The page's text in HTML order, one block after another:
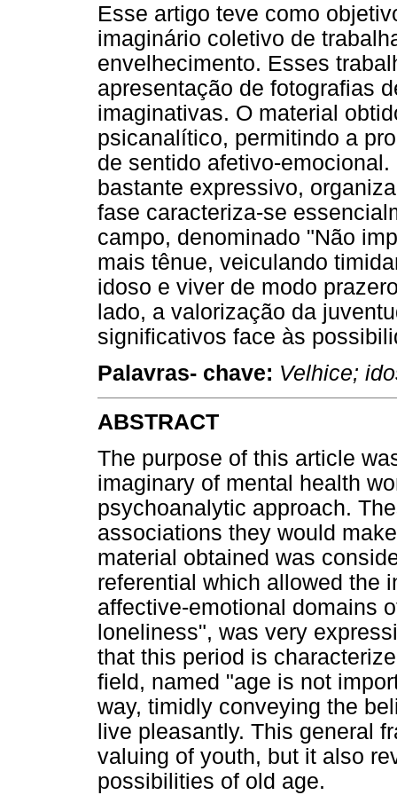
Esse artigo teve como
imaginário coletivo de
envelhecimento. Esses
apresentação de fotografias
imaginativas. O material
psicanalítico, permitindo a
de sentido afetivo-
bastante expressivo,
fase caracteriza-se
campo, denominado "Não
mais tênue, veiculando
idoso e viver de modo
lado, a valorização da
significativos face às
Palavras- chave: Velhice;
ABSTRACT
The purpose of this article
imaginary of mental health
psychoanalytic approach.
associations they would
material obtained was
referential which allowed the
affective-emotional domains
loneliness", was very
that this period is
field, named "age is not
way, timidly conveying the
live pleasantly. This general
valuing of youth, but it also
possibilities of old age.